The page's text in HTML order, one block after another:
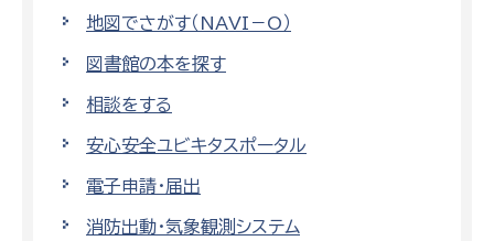
地図でさがす（NAVI－O）
図書館の本を探す
相談をする
安心安全ユビキタスポータル
電子申請・届出
消防出動・気象観測システム